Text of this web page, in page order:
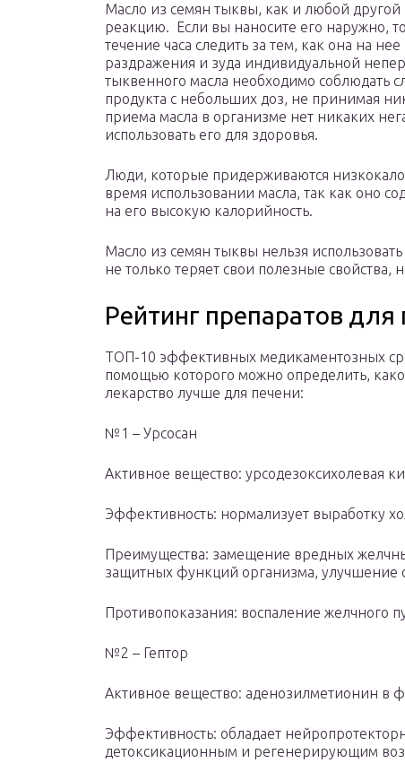
Масло из семян тыквы, как и любой
реакцию. Если вы наносите его наружно,
течение часа следить за тем, как она на
раздражения и зуда индивидуальной
тыквенного масла необходимо соблюдать
продукта с небольших доз, не принимая
приема масла в организме нет никаких
использовать его для здоровья.
Люди, которые придерживаются
время использовании масла, так как оно
на его высокую калорийность.
Масло из семян тыквы нельзя
не только теряет свои полезные свойства,
Рейтинг препаратов для
ТОП-10 эффективных медикаментозных
помощью которого можно определить,
лекарство лучше для печени:
№1 – Урсосан
Активное вещество: урсодезоксихолевая
Эффективность: нормализует выработку
Преимущества: замещение вредных
защитных функций организма, улучшение
Противопоказания: воспаление желчного
№2 – Гептор
Активное вещество: аденозилметионин в
Эффективность: обладает
детоксикационным и регенерирующим